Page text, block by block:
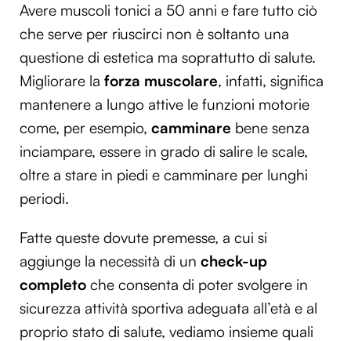
Avere muscoli tonici a 50 anni e fare tutto ciò
che serve per riuscirci non è soltanto una
questione di estetica ma soprattutto di salute.
Migliorare la forza muscolare, infatti, significa
mantenere a lungo attive le funzioni motorie
come, per esempio, camminare bene senza
inciampare, essere in grado di salire le scale,
oltre a stare in piedi e camminare per lunghi
periodi.
Fatte queste dovute premesse, a cui si
aggiunge la necessità di un check-up
completo che consenta di poter svolgere in
sicurezza attività sportiva adeguata all’età e al
proprio stato di salute, vediamo insieme quali